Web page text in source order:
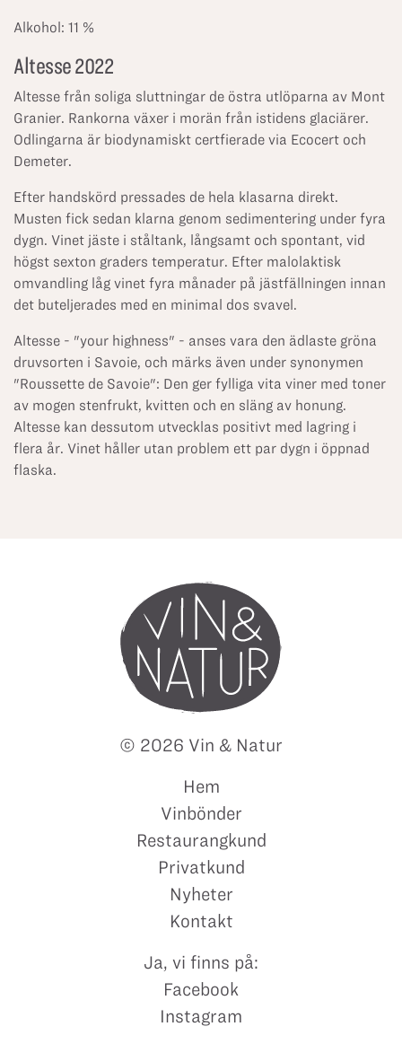
Alkohol: 11 %
Altesse 2022
Altesse från soliga sluttningar de östra utlöparna av Mont
Granier. Rankorna växer i morän från istidens glaciärer.
Odlingarna är biodynamiskt certfierade via Ecocert och
Demeter.
Efter handskörd pressades de hela klasarna direkt.
Musten fick sedan klarna genom sedimentering under fyra
dygn. Vinet jäste i ståltank, långsamt och spontant, vid
högst sexton graders temperatur. Efter malolaktisk
omvandling låg vinet fyra månader på jästfällningen innan
det buteljerades med en minimal dos svavel.
Altesse - "your highness" - anses vara den ädlaste gröna
druvsorten i Savoie, och märks även under synonymen
"Roussette de Savoie": Den ger fylliga vita viner med toner
av mogen stenfrukt, kvitten och en släng av honung.
Altesse kan dessutom utvecklas positivt med lagring i
flera år. Vinet håller utan problem ett par dygn i öppnad
flaska.
© 2026 Vin & Natur
Hem
Vinbönder
Restaurangkund
Privatkund
Nyheter
Kontakt
Ja, vi finns på:
Facebook
Instagram